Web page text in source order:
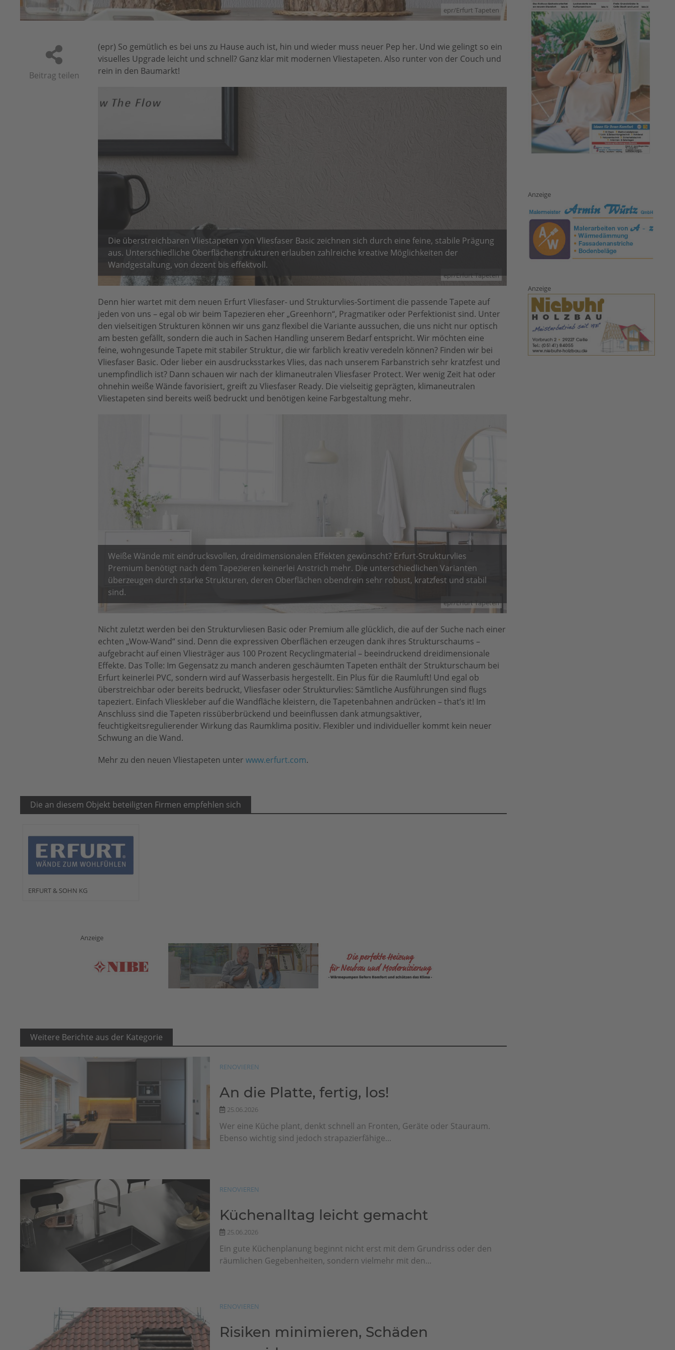
epr/Erfurt Tapeten
Beitrag teilen
(epr) So gemütlich es bei uns zu Hause auch ist, hin und wieder muss neuer Pep her. Und wie gelingt so ein
visuelles Upgrade leicht und schnell? Ganz klar mit modernen Vliestapeten. Also runter von der Couch und
rein in den Baumarkt!
epr/Erfurt Tapeten
Die überstreichbaren Vliestapeten von Vliesfaser Basic zeichnen sich durch eine feine, stabile Prägung
aus. Unterschiedliche Oberflächenstrukturen erlauben zahlreiche kreative Möglichkeiten der
Wandgestaltung, von dezent bis effektvoll.
Denn hier wartet mit dem neuen Erfurt Vliesfaser- und Strukturvlies-Sortiment die passende Tapete auf
jeden von uns – egal ob wir beim Tapezieren eher „Greenhorn“, Pragmatiker oder Perfektionist sind. Unter
den vielseitigen Strukturen können wir uns ganz flexibel die Variante aussuchen, die uns nicht nur optisch
am besten gefällt, sondern die auch in Sachen Handling unserem Bedarf entspricht. Wir möchten eine
feine, wohngesunde Tapete mit stabiler Struktur, die wir farblich kreativ veredeln können? Finden wir bei
Vliesfaser Basic. Oder lieber ein ausdrucksstarkes Vlies, das nach unserem Farbanstrich sehr kratzfest und
unempfindlich ist? Dann schauen wir nach der klimaneutralen Vliesfaser Protect. Wer wenig Zeit hat oder
ohnehin weiße Wände favorisiert, greift zu Vliesfaser Ready. Die vielseitig geprägten, klimaneutralen
Vliestapeten sind bereits weiß bedruckt und benötigen keine Farbgestaltung mehr.
epr/Erfurt Tapeten
Weiße Wände mit eindrucksvollen, dreidimensionalen Effekten gewünscht? Erfurt-Strukturvlies
Premium benötigt nach dem Tapezieren keinerlei Anstrich mehr. Die unterschiedlichen Varianten
überzeugen durch starke Strukturen, deren Oberflächen obendrein sehr robust, kratzfest und stabil
sind.
Nicht zuletzt werden bei den Strukturvliesen Basic oder Premium alle glücklich, die auf der Suche nach einer
echten „Wow-Wand“ sind. Denn die expressiven Oberflächen erzeugen dank ihres Strukturschaums –
aufgebracht auf einen Vliesträger aus 100 Prozent Recyclingmaterial – beeindruckend dreidimensionale
Effekte. Das Tolle: Im Gegensatz zu manch anderen geschäumten Tapeten enthält der Strukturschaum bei
Erfurt keinerlei PVC, sondern wird auf Wasserbasis hergestellt. Ein Plus für die Raumluft! Und egal ob
überstreichbar oder bereits bedruckt, Vliesfaser oder Strukturvlies: Sämtliche Ausführungen sind flugs
tapeziert. Einfach Vlieskleber auf die Wandfläche kleistern, die Tapetenbahnen andrücken – that’s it! Im
Anschluss sind die Tapeten rissüberbrückend und beeinflussen dank atmungsaktiver,
feuchtigkeitsregulierender Wirkung das Raumklima positiv. Flexibler und individueller kommt kein neuer
Schwung an die Wand.
Mehr zu den neuen Vliestapeten unter www.erfurt.com.
Die an diesem Objekt beteiligten Firmen empfehlen sich
ERFURT & SOHN KG
Anzeige
Weitere Berichte aus der Kategorie
RENOVIEREN
An die Platte, fertig, los!
25.06.2026
Wer eine Küche plant, denkt schnell an Fronten, Geräte oder Stauraum.
Ebenso wichtig sind jedoch strapazierfähige...
RENOVIEREN
Küchenalltag leicht gemacht
25.06.2026
Ein gute Küchenplanung beginnt nicht erst mit dem Grundriss oder den
räumlichen Gegebenheiten, sondern vielmehr mit den...
RENOVIEREN
Risiken minimieren, Schäden
Anzeige
Anzeige